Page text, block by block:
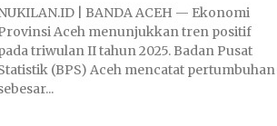
| BANDA ACEH — Ekonomi
Aceh menunjukkan tren positif
triwulan II tahun 2025. Badan Pusat
(BPS) Aceh mencatat pertumbuhan